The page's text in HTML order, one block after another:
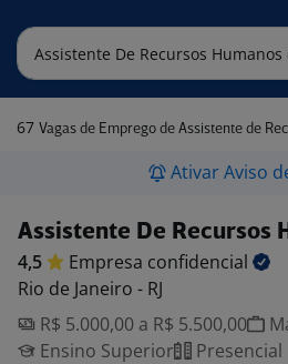
67 Vagas de Emprego de Assistente de Recursos
Ativar Aviso
Assistente De Recursos
4,5 Empresa confidencial
Rio de Janeiro - RJ
R$ 5.000,00 a R$ 5.500,00
Ensino Superior
Presencial